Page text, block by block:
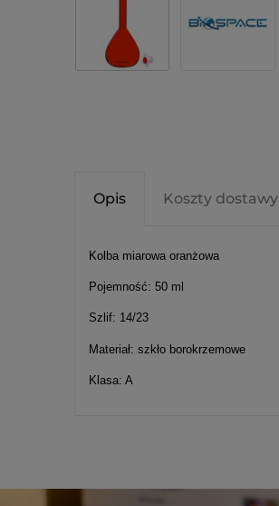
Opis Koszty dostawy
Kolba miarowa oranżowa
Pojemność: 50 ml
Szlif: 14/23
Materiał: szkło borokrzemowe
Klasa: A